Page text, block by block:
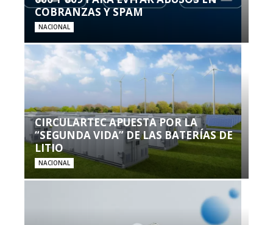
COBRANZAS Y SPAM
NACIONAL
CIRCULARTEC APUESTA POR LA
“SEGUNDA VIDA” DE LAS BATERÍAS DE
LITIO
NACIONAL